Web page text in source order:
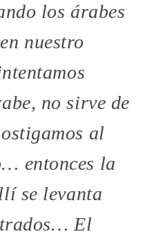
los árabes
nuestro
no sirve de
al
entonces la
se levanta
El